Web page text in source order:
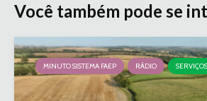
Você também pode se
MINUTO SISTEMA FAEP RÁDIO SERVIÇOS